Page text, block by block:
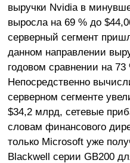
выручки Nvidia в
выросла на 69 % до
серверный сегмент
данном направлении
годовом сравнении на
Непосредственно
серверном сегменте
$34,2 млрд, сетевые
словам финансового
только Microsoft уже
Blackwell серии GB200